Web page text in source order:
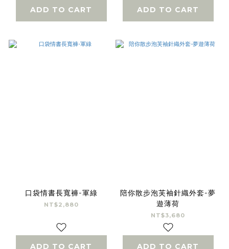
ADD TO CART ADD TO CART
口袋情書長寬褲-軍綠
NT$2,880
ADD TO CART
陪你散步泡芙袖針織外套-夢
遊薄荷
NT$3,680
ADD TO CART